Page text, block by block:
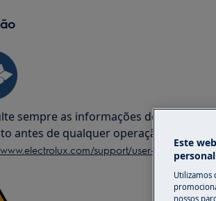
sempre as informações de
antes de qualquer operação de
support/user-manuals/
Este
Utilizamos
nossos